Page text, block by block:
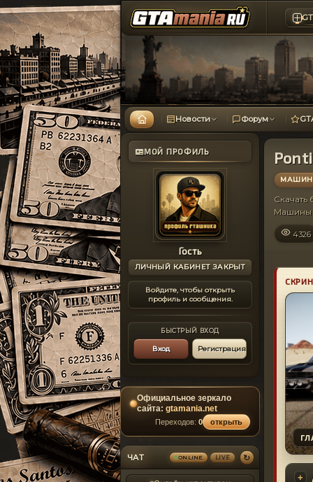
Новости Форум
МОЙ ПРОФИЛЬ
Гость
ЛИЧНЫЙ КАБИНЕТ ЗАКРЫТ
Войдите, чтобы открыть
профиль и сообщения.
БЫСТРЫЙ ВХОД
Вход Регистрация
Официальное зеркало
сайта: gtamania.net
Переходов: 0 открыть
ЧАТ ONLINE LIVE ↻
Скачать
Машины
4326